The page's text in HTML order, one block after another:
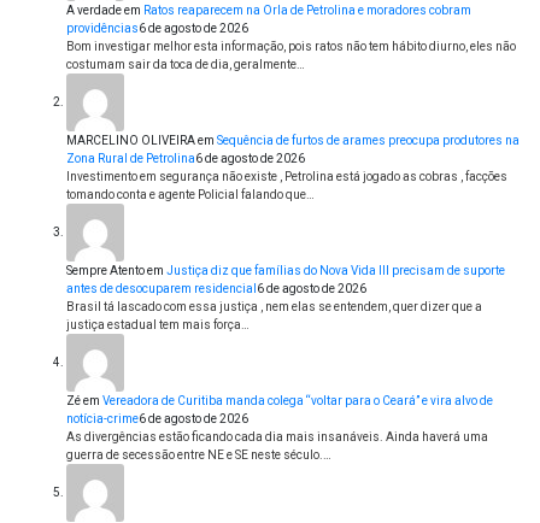
A verdadeem Ratos reaparecem na Orla de Petrolina e moradores cobram
providências6 de agosto de 2026
Bom investigar melhor esta informação, pois ratos não tem hábito diurno, eles não
costumam sair da toca de dia, geralmente…
MARCELINO OLIVEIRAem Sequência de furtos de arames preocupa produtores na
Zona Rural de Petrolina6 de agosto de 2026
Investimento em segurança não existe , Petrolina está jogado as cobras , facções
tomando conta e agente Policial falando que…
Sempre Atentoem Justiça diz que famílias do Nova Vida III precisam de suporte
antes de desocuparem residencial 6 de agosto de 2026
Brasil tá lascado com essa justiça , nem elas se entendem, quer dizer que a
justiça estadual tem mais força…
Zéem Vereadora de Curitiba manda colega “voltar para o Ceará” e vira alvo de
notícia-crime6 de agosto de 2026
As divergências estão ficando cada dia mais insanáveis. Ainda haverá uma
guerra de secessão entre NE e SE neste século.…